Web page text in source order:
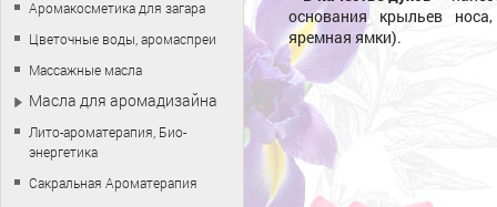
основания крыльев
яремная ямки).
Аромакосметика для загара
Цветочные воды, аромаспреи
Массажные масла
Масла для аромадизайна
Лито-ароматерапия, Био-
энергетика
Сакральная Ароматерапия